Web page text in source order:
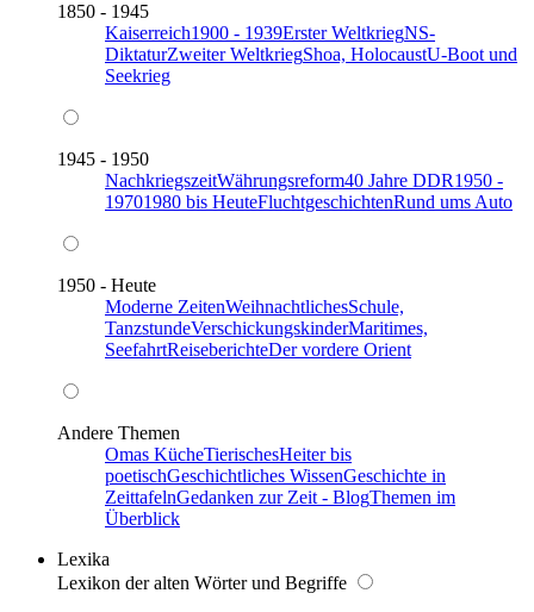
1850 - 1945
Kaiserreich1900 - 1939Erster WeltkriegNS-
DiktaturZweiter WeltkriegShoa, HolocaustU-Boot und
Seekrieg
1945 - 1950
NachkriegszeitWährungsreform40 Jahre DDR1950 -
19701980 bis HeuteFluchtgeschichtenRund ums Auto
1950 - Heute
Moderne ZeitenWeihnachtlichesSchule,
TanzstundeVerschickungskinderMaritimes,
SeefahrtReiseberichteDer vordere Orient
Andere Themen
Omas KücheTierischesHeiter bis
poetischGeschichtliches WissenGeschichte in
ZeittafelnGedanken zur Zeit - BlogThemen im
Überblick
Lexika
Lexikon der alten Wörter und Begriffe